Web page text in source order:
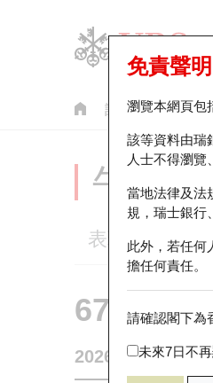
認股證 牛熊證
免責聲明
瀏覽本網頁包
該等資料由瑞
人士不得瀏覽
當地法律及法
規，瑞士銀行
此外，若任何
擔任何責任。
請確認閣下為
未來7日不
牛熊
表現 街貨
67438 瑞
2026-08-07 相